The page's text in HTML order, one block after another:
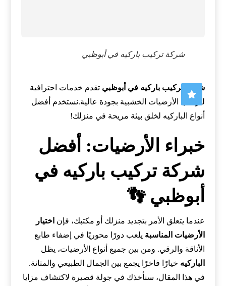
شركة تركيب باركيه في أبوظبي
شركة تركيب باركيه في أبوظبي تقدم خدمات احترافية
لتركيب الأرضيات الخشبية بجودة عالية.نستخدم أفضل
أنواع الباركيه لخلق بيئة مريحة في منزلك!
خبراء الأرضيات: أفضل
شركة تركيب باركيه في
أبوظبي 👣
عندما يتعلق الأمر بتجديد منزلك أو مكتبك، فإن اختيار
الأرضيات المناسبة يلعب دورًا محوريًا في إضفاء طابع
الأناقة والرقي. ومن بين جميع أنواع الأرضيات، يظل
الباركيه خيارًا فاخرًا يجمع بين الجمال الطبيعي والمتانة.
في هذا المقال، سنأخذك في جولة قصيرة لاكتشاف مزايا